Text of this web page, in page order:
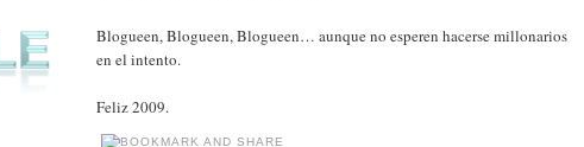
Blogueen, Blogueen, Blogueen… aunque no esperen hacerse millonarios
en el intento.
Feliz 2009.